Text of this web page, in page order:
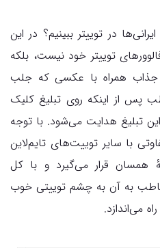
در توییتر ببینیم؟ در این
توییتر خود نیست، بلکه
همراه با عکسی که جلب
پس از اینکه روی تبلیغ کلیک
تبلیغ هدایت می‌شود. با توجه
با سایر توییت‌های تایم‌لاین
همسان قرار می‌گیرد و با کل
به آن به چشم توییتی خوب
می‌اندازد.